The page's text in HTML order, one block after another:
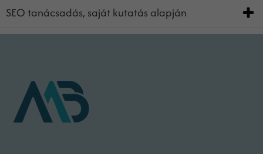
SEO tanácsadás, saját kutatás alapján